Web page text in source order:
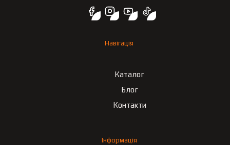
Навігація
Каталог
Блог
Контакти
Інформація